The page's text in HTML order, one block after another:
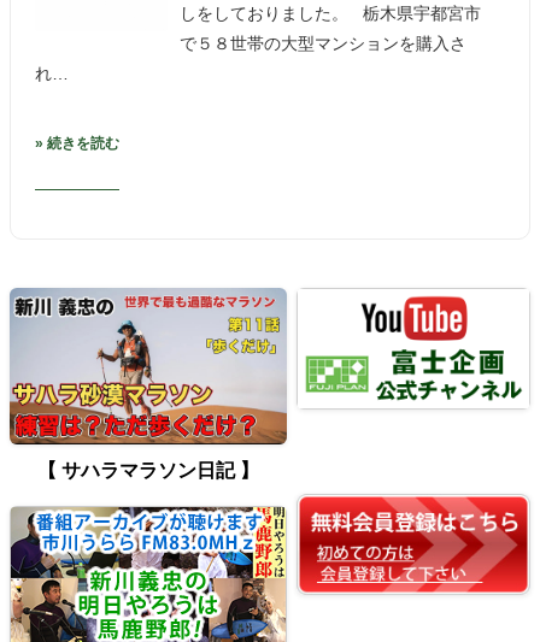
しをしておりました。 栃木県宇都宮市
で５８世帯の大型マンションを購入さ
れ…
» 続きを読む
【 サハラマラソン日記 】